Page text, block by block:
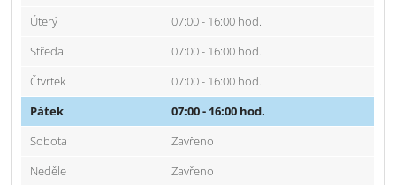
Úterý
07:00 - 16:00 hod.
Středa
07:00 - 16:00 hod.
Čtvrtek
07:00 - 16:00 hod.
Pátek
07:00 - 16:00 hod.
Sobota
Zavřeno
Neděle
Zavřeno